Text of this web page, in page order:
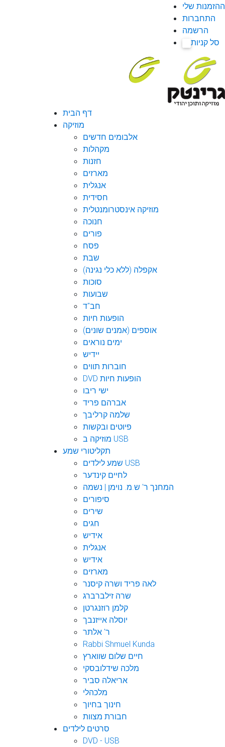
ההזמנות שלי
התחברות
הרשמה
סל קניות
דף הבית
מוזיקה
אלבומים חדשים
מקהלות
חזנות
מארזים
אנגלית
חסידית
מוזיקה אינסטרומנטלית
חנוכה
פורים
פסח
שבת
אקפלה (ללא כלי נגינה)
סוכות
שבועות
חב"ד
הופעות חיות
אוספים (אמנים שונים)
ימים נוראים
יידיש
חוברות תווים
DVD הופעות חיות
ישי ריבו
אברהם פריד
שלמה קרליבך
פיוטים ובקשות
מוזיקה ב USB
תקליטורי שמע
שמע לילדים USB
לחיים קינדער
המחנך ר' ש.מ. נוימן | נשמה
סיפורים
שירים
חגים
אידיש
אנגלית
אידיש
מארזים
לאה פריד ושרה קיסנר
שרה זילברברג
קלמן רוזנגרטן
יוסלה אייזנבך
ר' אלתר
Rabbi Shmuel Kunda
חיים שלום שווארץ
מלכה שידלובסקי
אריאלה סביר
מלכהלי
חינוך בחיוך
חבורת מצוות
סרטים לילדים
DVD - USB